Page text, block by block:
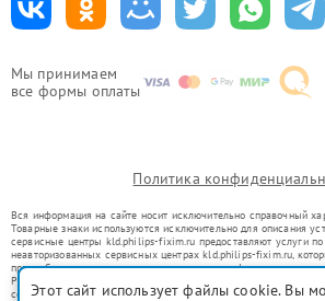
Мы принимаем
все формы оплаты
Политика
Вся информация на сайте носит исключительно справочный
Товарные знаки используются исключительно для описания
сервисные центры kld.philips-fixim.ru предоставляют услуги по
неавторизованных сервисных центрах kld.philips-fixim.ru,
правообладателями товарных знаков или их официальными
Ремонт осуществляется для устройств, уже введенных в
со статьей 1487 ГК РФ.
Этот сайт использует файлы cookie. Вы